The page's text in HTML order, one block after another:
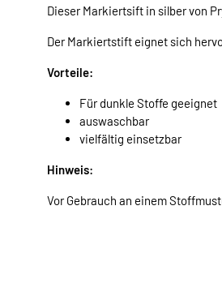
Dieser Markiertsift in silber von
Der Markiertstift eignet sich
Vorteile:
Für dunkle Stoffe geeignet
auswaschbar
vielfältig einsetzbar
Hinweis:
Vor Gebrauch an einem